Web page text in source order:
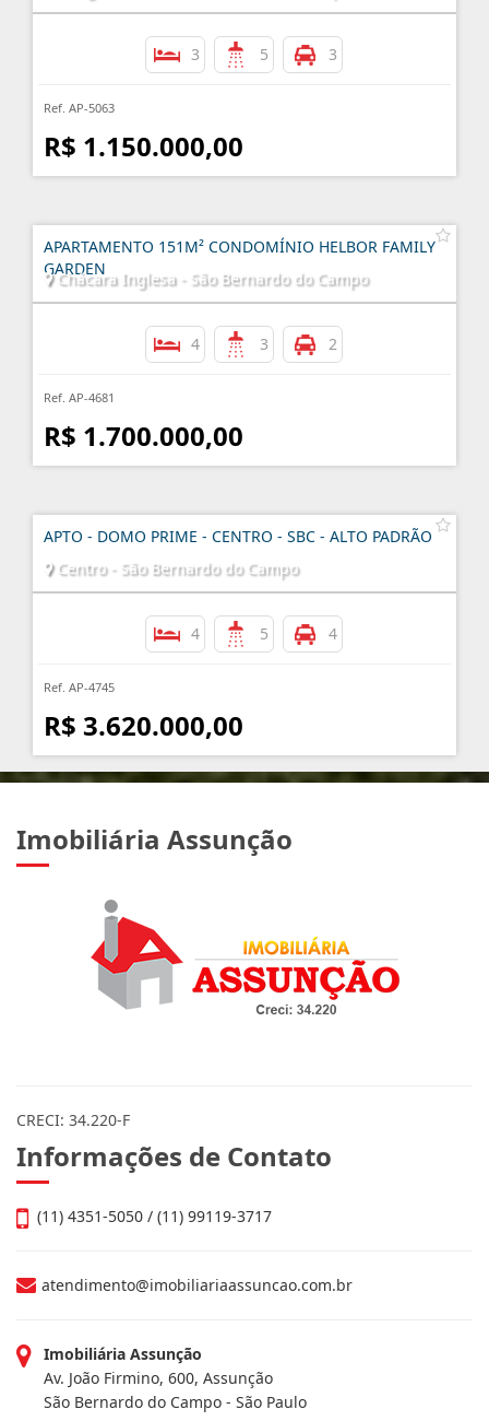
3 5 3
Ref. AP-5063
R$ 1.150.000,00
APARTAMENTO 151M² CONDOMÍNIO HELBOR FAMILY
GARDEN
Chácara Inglesa - São Bernardo do Campo
4 3 2
Ref. AP-4681
R$ 1.700.000,00
APTO - DOMO PRIME - CENTRO - SBC - ALTO PADRÃO
Centro - São Bernardo do Campo
4 5 4
Ref. AP-4745
R$ 3.620.000,00
Imobiliária Assunção
CRECI: 34.220-F
Informações de Contato
(11) 4351-5050 / (11) 99119-3717
atendimento@imobiliariaassuncao.com.br
Imobiliária Assunção
Av. João Firmino, 600, Assunção
São Bernardo do Campo - São Paulo